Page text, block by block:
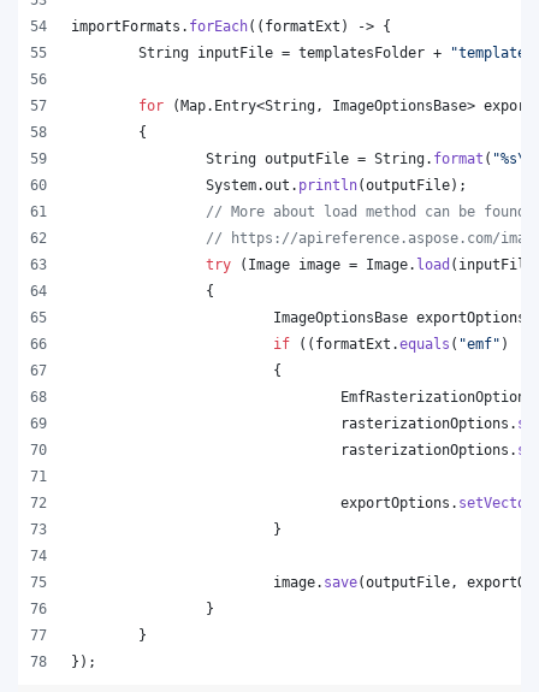
importFormats . forEach(( formatExt ) -> {
String inputFile = templatesFolder +
for (Map. Entry<String , ImageOptionsBase>
	{
String outputFile = String. format ( "%s\\
System.out . println(outputFile);
// More about load method can be found
// https://apireference.aspose.com/
try ( Image image = Image. load ( inputFile
		{
ImageOptionsBase exportOptions
if (( formatExt .equals ( "emf" )
			{
EmfRasterizationOptions
rasterizationOptions .
rasterizationOptions .
exportOptions .
			}
image. save(outputFile ,
		}
	}
});